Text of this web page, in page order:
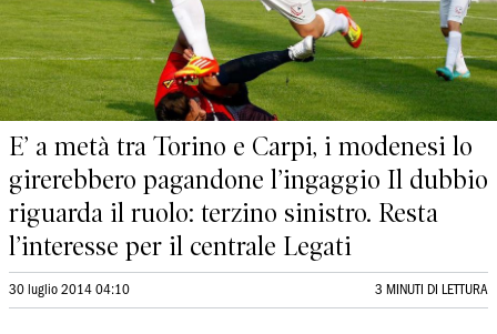
E’ a metà tra Torino e Carpi, i modenesi lo
girerebbero pagandone l’ingaggio Il dubbio
riguarda il ruolo: terzino sinistro. Resta
l’interesse per il centrale Legati
30 luglio 2014 04:10 3 MINUTI DI LETTURA